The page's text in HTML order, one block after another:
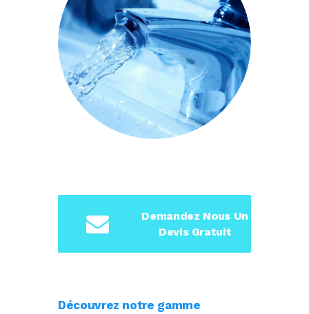
Demandez Nous Un
Devis Gratuit
Découvrez notre gamme